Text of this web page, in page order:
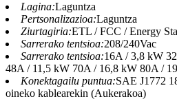
Lagina:Laguntza
Pertsonalizazioa:Laguntza
Ziurtagiria:ETL / FCC / Energy
Sarrerako tentsioa:208/240Vac
Sarrerako tentsioa:16A / 3,8 kW
48A / 11,5 kW 70A / 16,8 kW 80A /
Konektagailu puntua:SAE J1772
oineko kablearekin (Aukerakoa)